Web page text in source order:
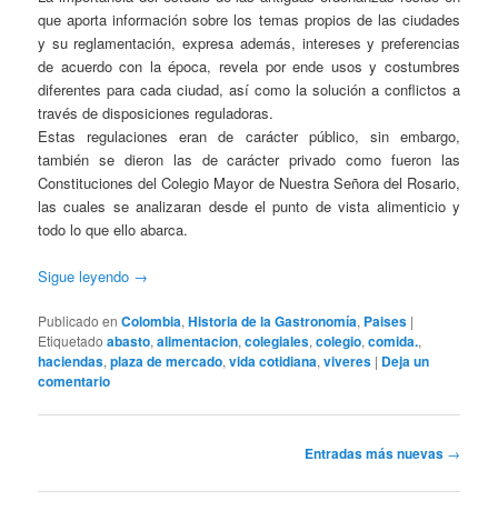
que aporta información sobre los temas propios de las ciudades
y su reglamentación, expresa además, intereses y preferencias
de acuerdo con la época, revela por ende usos y costumbres
diferentes para cada ciudad, así como la solución a conflictos a
través de disposiciones reguladoras.
Estas regulaciones eran de carácter público, sin embargo,
también se dieron las de carácter privado como fueron las
Constituciones del Colegio Mayor de Nuestra Señora del Rosario,
las cuales se analizaran desde el punto de vista alimenticio y
todo lo que ello abarca.
Sigue leyendo →
Publicado en Colombia,Historia de la Gastronomía, Paises |
Etiquetado abasto,alimentacion,colegiales,colegio,comida.,
haciendas,plaza de mercado,vida cotidiana,viveres | Deja un
comentario
entradas
Entradas más nuevas →